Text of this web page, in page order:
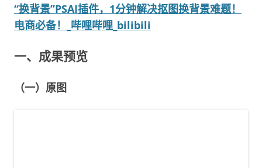
“换背景”PSAI插件，1分钟解决抠图换背景难题！
电商必备！_哔哩哔哩_bilibili
一、成果预览
（一）原图